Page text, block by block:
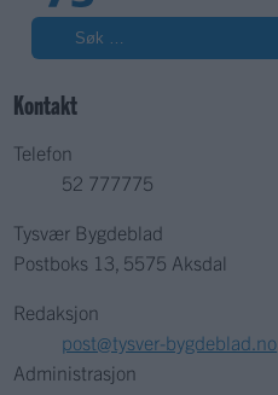
Kontakt
Telefon
52 777775
Tysvær Bygdeblad
Postboks 13, 5575 Aksdal
Redaksjon
post@tysver-bygdeblad.no
Administrasjon